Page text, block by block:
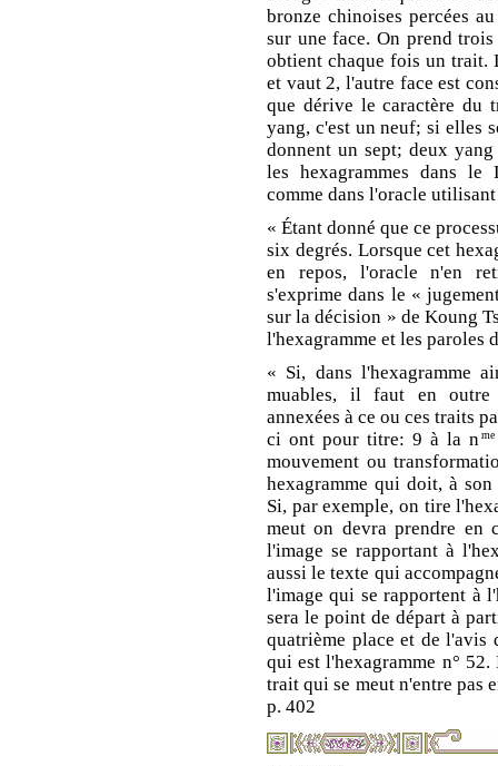
bronze chinoises percées
sur une face. On prend
obtient chaque fois un trait.
et vaut 2, l'autre face est
que dérive le caractère du
yang, c'est un neuf; si elles
donnent un sept; deux
les hexagrammes dans le
comme dans l'oracle
« Étant donné que ce
six degrés. Lorsque cet
en repos, l'oracle n'en
s'exprime dans le «
sur la décision » de Koung
l'hexagramme et les paroles
« Si, dans l'hexagramme
muables, il faut en outre
annexées à ce ou ces traits
ci ont pour titre: 9 à la n me
mouvement ou
hexagramme qui doit, à
Si, par exemple, on tire
meut on devra prendre en
l'image se rapportant à
aussi le texte qui
l'image qui se rapportent à
sera le point de départ à
quatrième place et de
qui est l'hexagramme n°
trait qui se meut n'entre pas
p. 402